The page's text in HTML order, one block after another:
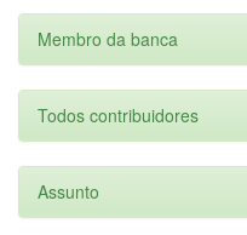
Membro da banca
Todos contribuidores
Assunto